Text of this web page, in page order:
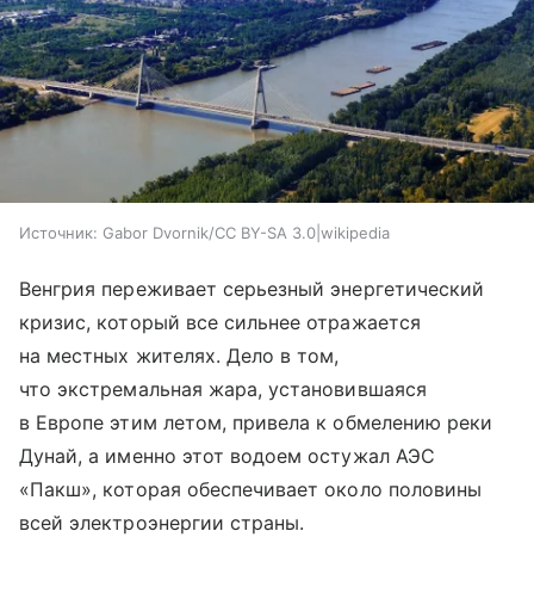
Источник: Gabor Dvornik/CC BY-SA 3.0|wikipedia
Венгрия переживает серьезный энергетический
кризис, который все сильнее отражается
на местных жителях. Дело в том,
что экстремальная жара, установившаяся
в Европе этим летом, привела к обмелению реки
Дунай, а именно этот водоем остужал АЭС
«Пакш», которая обеспечивает около половины
всей электроэнергии страны.